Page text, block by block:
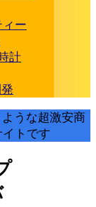
ィー
計
うな超激安商
トです